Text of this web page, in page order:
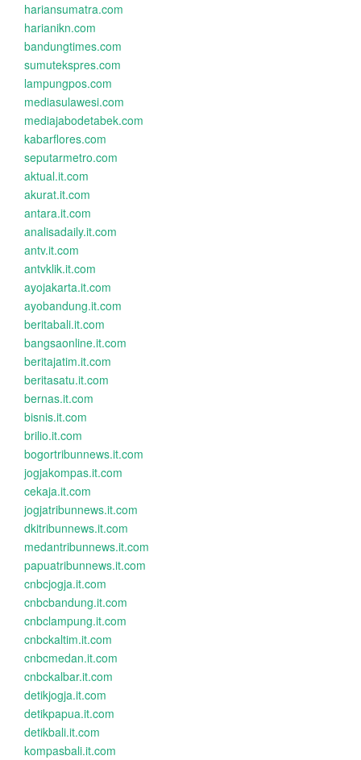
hariansumatra.com
harianikn.com
bandungtimes.com
sumutekspres.com
lampungpos.com
mediasulawesi.com
mediajabodetabek.com
kabarflores.com
seputarmetro.com
aktual.it.com
akurat.it.com
antara.it.com
analisadaily.it.com
antv.it.com
antvklik.it.com
ayojakarta.it.com
ayobandung.it.com
beritabali.it.com
bangsaonline.it.com
beritajatim.it.com
beritasatu.it.com
bernas.it.com
bisnis.it.com
brilio.it.com
bogortribunnews.it.com
jogjakompas.it.com
cekaja.it.com
jogjatribunnews.it.com
dkitribunnews.it.com
medantribunnews.it.com
papuatribunnews.it.com
cnbcjogja.it.com
cnbcbandung.it.com
cnbclampung.it.com
cnbckaltim.it.com
cnbcmedan.it.com
cnbckalbar.it.com
detikjogja.it.com
detikpapua.it.com
detikbali.it.com
kompasbali.it.com